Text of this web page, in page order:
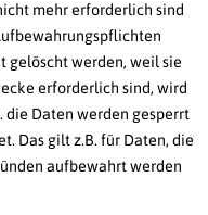
mehr erforderlich sind
gelöscht werden, weil sie
erforderlich sind, wird
die Daten werden gesperrt
Das gilt z.B. für Daten, die
aufbewahrt werden